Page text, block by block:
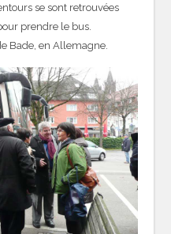
se sont retrouvées
prendre le bus.
Bade, en Allemagne.